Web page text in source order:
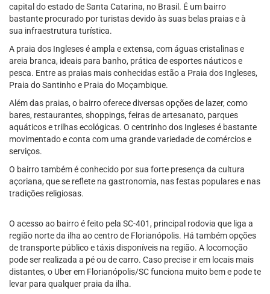
capital do estado de Santa Catarina, no Brasil. É um bairro
bastante procurado por turistas devido às suas belas praias e à
sua infraestrutura turística.
A praia dos Ingleses é ampla e extensa, com águas cristalinas e
areia branca, ideais para banho, prática de esportes náuticos e
pesca. Entre as praias mais conhecidas estão a Praia dos Ingleses,
Praia do Santinho e Praia do Moçambique.
Além das praias, o bairro oferece diversas opções de lazer, como
bares, restaurantes, shoppings, feiras de artesanato, parques
aquáticos e trilhas ecológicas. O centrinho dos Ingleses é bastante
movimentado e conta com uma grande variedade de comércios e
serviços.
O bairro também é conhecido por sua forte presença da cultura
açoriana, que se reflete na gastronomia, nas festas populares e nas
tradições religiosas.
O acesso ao bairro é feito pela SC-401, principal rodovia que liga a
região norte da ilha ao centro de Florianópolis. Há também opções
de transporte público e táxis disponíveis na região. A locomoção
pode ser realizada a pé ou de carro. Caso precise ir em locais mais
distantes, o Uber em Florianópolis/SC funciona muito bem e pode te
levar para qualquer praia da ilha.